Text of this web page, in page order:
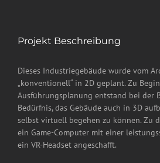
Projekt Beschreibung
Dieses Industriegebäude wurde vom
„konventionell“ in 2D geplant. Zu
Ausführungsplanung entstand bei der
Bedürfnis, das Gebäude auch in 3D
selbst virtuell begehen zu können. Zu
ein Game-Computer mit einer
ein VR-Headset angeschafft.